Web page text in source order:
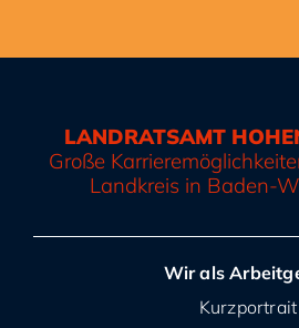
LANDRATSAMT
Große
Landkreis in Baden-
Wir als
Kurzportrait